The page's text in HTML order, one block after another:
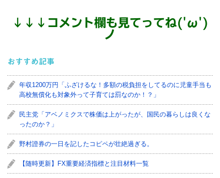
↓ ↓ ↓ コメント欄も見てってね('ω')
ノ
おすすめ記事
年収1200万円「ふざけるな！多額の税負担をしてるのに児童手当も
高校無償化も対象外って子育ては罰なのか！？」
民主党「アベノミクスで株価は上がったが、国民の暮らしは良くな
ったのか？」
野村證券の一日を記したコピペが壮絶過ぎる。
【随時更新】FX重要経済指標と注目材料一覧